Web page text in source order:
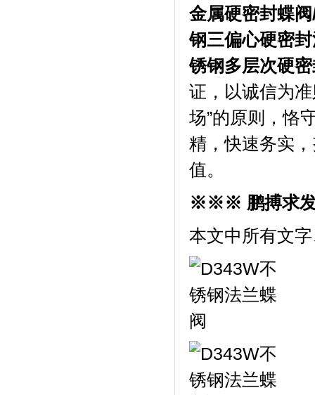
金属硬密封蝶
钢三偏心硬密
锈钢多层次硬
证，以诚信为
场”的原则，恪
精，快速务实
值。
※※※ 鹏搏求
本文中所有文